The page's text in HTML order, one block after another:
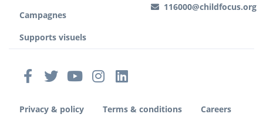
Campagnes
Supports visuels
116000@childfocus.org
Privacy & policy Terms & conditions Careers